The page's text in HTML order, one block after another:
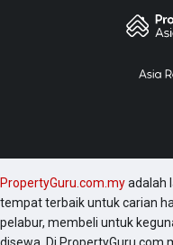
PropertyGuru.com.myadalah
tempat terbaik untuk carian
pelabur, membeli untuk